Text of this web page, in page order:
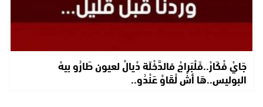
جَايْ فْكَارْ..فَلْبَراجْ فالدَّخْلَة دْيالْ لعيون طَارُو بيهْ
البوليس..هَا أشْ لْقَاوْ عَنْدُو..